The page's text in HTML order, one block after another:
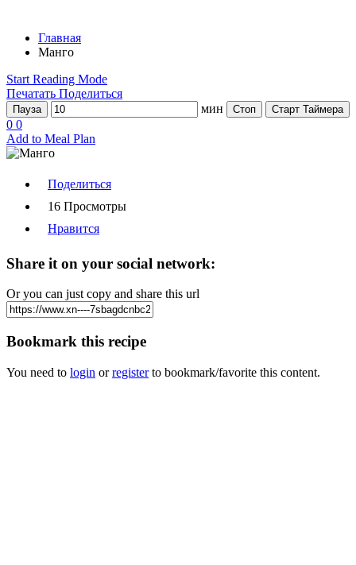
Главная
Манго
Start Reading Mode
Печатать Поделиться
Пауза мин Стоп Старт Таймера
0 0
Add to Meal Plan
Поделиться
16 Просмотры
Нравится
Share it on your social network:
Or you can just copy and share this url
Bookmark this recipe
You need to login orregisterto bookmark/favorite this content.